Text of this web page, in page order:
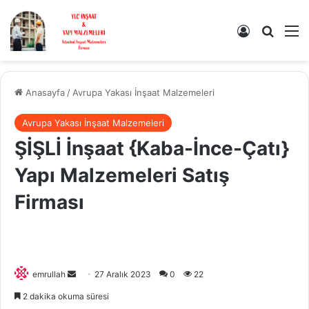
Kayıt Ol
Anasayfa / Avrupa Yakası İnşaat Malzemeleri
Avrupa Yakası İnşaat Malzemeleri
ŞİŞLİ İnşaat {Kaba-İnce-Çatı}
Yapı Malzemeleri Satış
Firması
emrullah
Bir
27 Aralık 2023 0 22
2 dakika okuma süresi